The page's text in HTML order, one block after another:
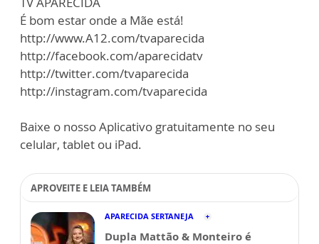
É bom estar onde a Mãe está!
http://www.A12.com/tvaparecida
http://facebook.com/aparecidatv
http://twitter.com/tvaparecida
http://instagram.com/tvaparecida
Baixe o nosso Aplicativo gratuitamente no seu
celular, tablet ou iPad.
APROVEITE E LEIA TAMBÉM
APARECIDA SERTANEJA
Dupla Mattão & Monteiro é